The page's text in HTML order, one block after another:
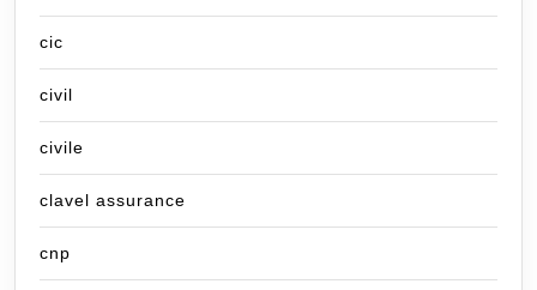
cic
civil
civile
clavel assurance
cnp